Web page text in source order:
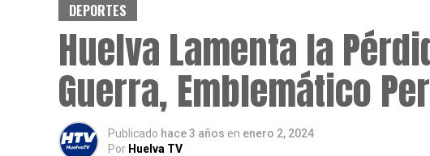
DEPORTES
Huelva Lamenta la
Guerra, Emblemático
Publicado hace 3 años en enero 2, 2024
Por Huelva TV